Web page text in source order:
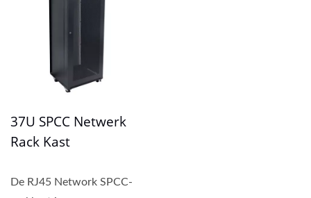
37U SPCC Netwerk
Rack Kast
De RJ45 Network SPCC-